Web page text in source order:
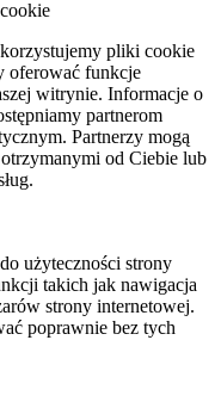
pliki cookie
oferować funkcje
witrynie. Informacje o
partnerom
Partnerzy mogą
od Ciebie lub
użyteczności strony
takich jak nawigacja
strony internetowej.
poprawnie bez tych